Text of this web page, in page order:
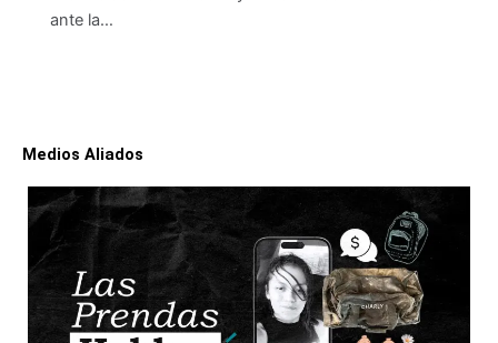
ante la…
Medios Aliados